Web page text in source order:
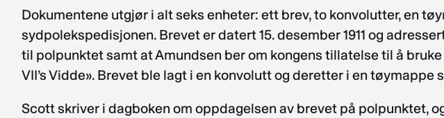
Dokumentene utgjør i alt seks enheter: ett brev, to konvolutter, en
sydpolekspedisjonen. Brevet er datert 15. desember 1911 og
til polpunktet samt at Amundsen ber om kongens tillatelse til å
VII’s Vidde». Brevet ble lagt i en konvolutt og deretter i en tøymappe
Scott skriver i dagboken om oppdagelsen av brevet på polpunktet,